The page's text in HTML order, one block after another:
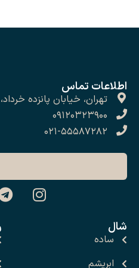
شال
ساده
ابریشم
اطلاعات تماس
تهران، خیابان پانزده خرداد،
۰۹۱۲۰۳۲۳۹۰۰
۰۲۱-۵۵۵۸۷۲۸۲